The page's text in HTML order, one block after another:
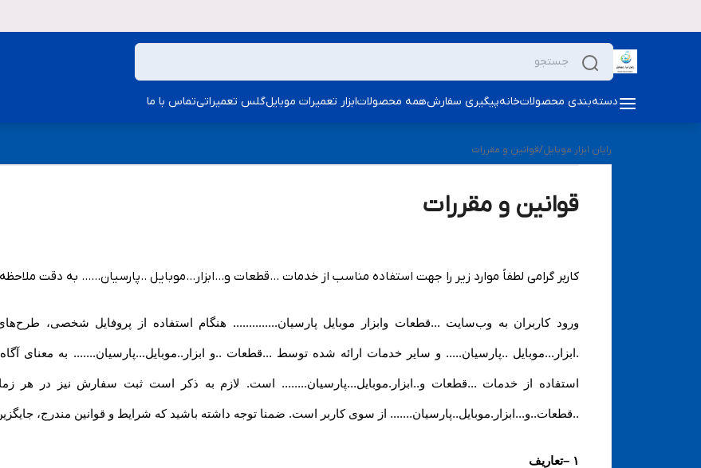
دسته‌بندی محصولاتخانهپیگیری سفارشهمه محصولاتابزار تعمیرات موبایلگلس تعمیراتیتماس با ما
رایان ابزار موبایل/قوانین و مقررات
قوانین و مقررات
کاربر گرامی لطفاً موارد زیر را جهت استفاده مناسب از خدمات ...قطعات و...ابزار...موبایل ..پارسیان...... به دقت ملاحظه
ورود کاربران به وب‏‌سایت ...قطعات وابزار موبایل پارسیان.............. هنگام استفاده از پروفایل شخصی،
.ابزار...موبایل ..پارسیان..... و سایر خدمات ارائه شده توسط ...قطعات ..و ابزار..موبایل...پارسیان....... به معنای
استفاده از خدمات ...قطعات و..ابزار.موبایل...پارسیان........ است. لازم به ذکر است ثبت سفارش نیز در هر
..قطعات..و...ابزار.موبایل..پارسیان....... از سوی کاربر است. ضمنا توجه داشته باشید که شرایط و قوانین مندرج،
۱ –تعاریف